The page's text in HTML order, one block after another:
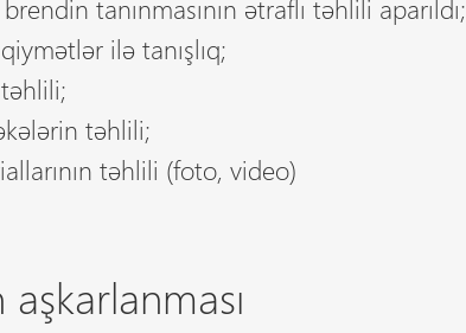
tanınmasının ətraflı təhlili aparıldı;
ilə tanışlıq;
təhlili;
təhlili (foto, video)